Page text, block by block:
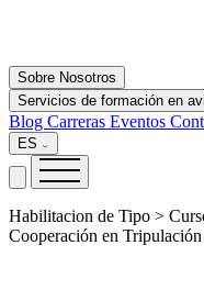
Sobre Nosotros
Servicios de formación en
Blog Carreras Eventos
ES
Habilitacion de Tipo >
Cooperación en